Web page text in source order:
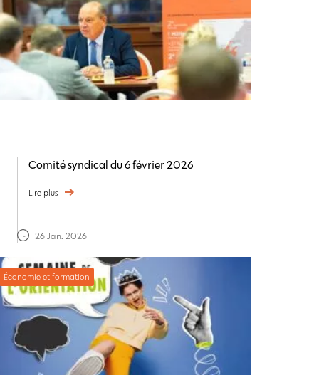
Comité syndical du 6 février 2026
Lire plus
26 Jan. 2026
Économie et formation